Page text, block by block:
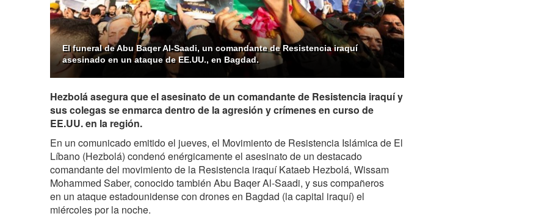
El funeral de Abu Baqer Al-Saadi, un comandante de Resistencia iraquí
asesinado en un ataque de EE.UU., en Bagdad.
Hezbolá asegura que el asesinato de un comandante de Resistencia iraquí y
sus colegas se enmarca dentro de la agresión y crímenes en curso de
EE.UU. en la región.
En un comunicado emitido el jueves, el Movimiento de Resistencia Islámica de El
Líbano (Hezbolá) condenó enérgicamente el asesinato de un destacado
comandante del movimiento de la Resistencia iraquí Kataeb Hezbolá, Wissam
Mohammed Saber, conocido también Abu Baqer Al-Saadi, y sus compañeros
en un ataque estadounidense con drones en Bagdad (la capital iraquí) el
miércoles por la noche.